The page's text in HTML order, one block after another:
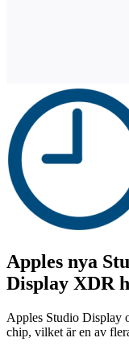
Apples nya
Display XDR
Apples Studio Display
chip, vilket är en av